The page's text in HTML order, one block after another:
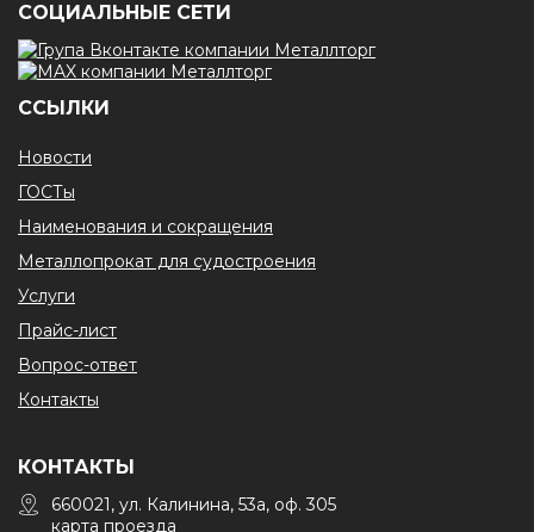
CОЦИАЛЬНЫЕ СЕТИ
ССЫЛКИ
Новости
ГОСТы
Наименования и сокращения
Металлопрокат для судостроения
Услуги
Прайс-лист
Вопрос-ответ
Контакты
КОНТАКТЫ
660021, ул. Калинина, 53а, оф. 305
карта проезда